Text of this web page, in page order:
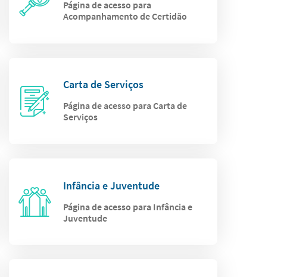
Página de acesso para
Acompanhamento de Certidão
Carta de Serviços
Página de acesso para Carta de
Serviços
Infância e Juventude
Página de acesso para Infância e
Juventude